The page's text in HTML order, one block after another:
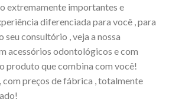
extremamente importantes e
diferenciada para você , para
seu consultório , veja a nossa
acessórios odontológicos e com
produto que combina com você!
com preços de fábrica , totalmente